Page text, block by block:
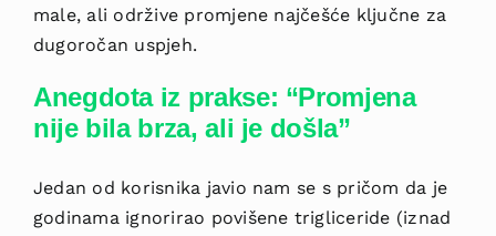
male, ali održive promjene najčešće ključne za
dugoročan uspjeh.
Anegdota iz prakse: “Promjena
nije bila brza, ali je došla”
Jedan od korisnika javio nam se s pričom da je
godinama ignorirao povišene trigliceride (iznad